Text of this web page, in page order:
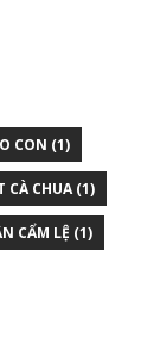
CON (1)
CÀ CHUA(1)
CẨM LỆ (1)